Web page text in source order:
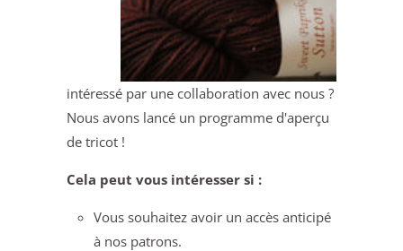
intéressé par une collaboration avec nous ?
Nous avons lancé un programme d'aperçu
de tricot !
Cela peut vous intéresser si :
Vous souhaitez avoir un accès anticipé
à nos patrons.